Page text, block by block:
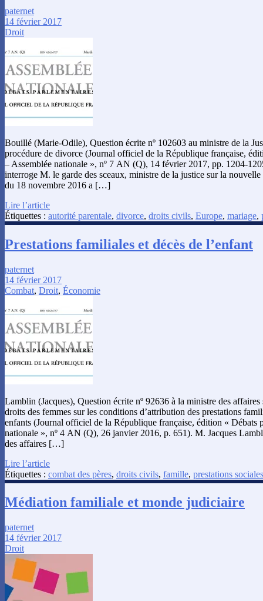
paternet
14 février 2017
Droit
Bouillé (Marie-Odile), Question écrite nº 102603 au ministre de la
procédure de divorce (Journal officiel de la République française,
– Assemblée nationale », nº 7 AN (Q), 14 février 2017, pp. 1204-
interroge M. le garde des sceaux, ministre de la justice sur la
du 18 novembre 2016 a […]
Lire l’article
Étiquettes : autorité parentale, divorce, droits civils, Europe, mariage,
Prestations familiales et décès de l’enfant
paternet
14 février 2017
Combat, Droit, Économie
Lamblin (Jacques), Question écrite nº 92636 à la ministre des affaires
droits des femmes sur les conditions d’attribution des prestations
enfants (Journal officiel de la République française, édition « Débats
nationale », nº 4 AN (Q), 26 janvier 2016, p. 651). M. Jacques
des affaires […]
Lire l’article
Étiquettes : combat des pères, droits civils, famille, prestations sociales
Médiation familiale et monde judiciaire
paternet
14 février 2017
Droit